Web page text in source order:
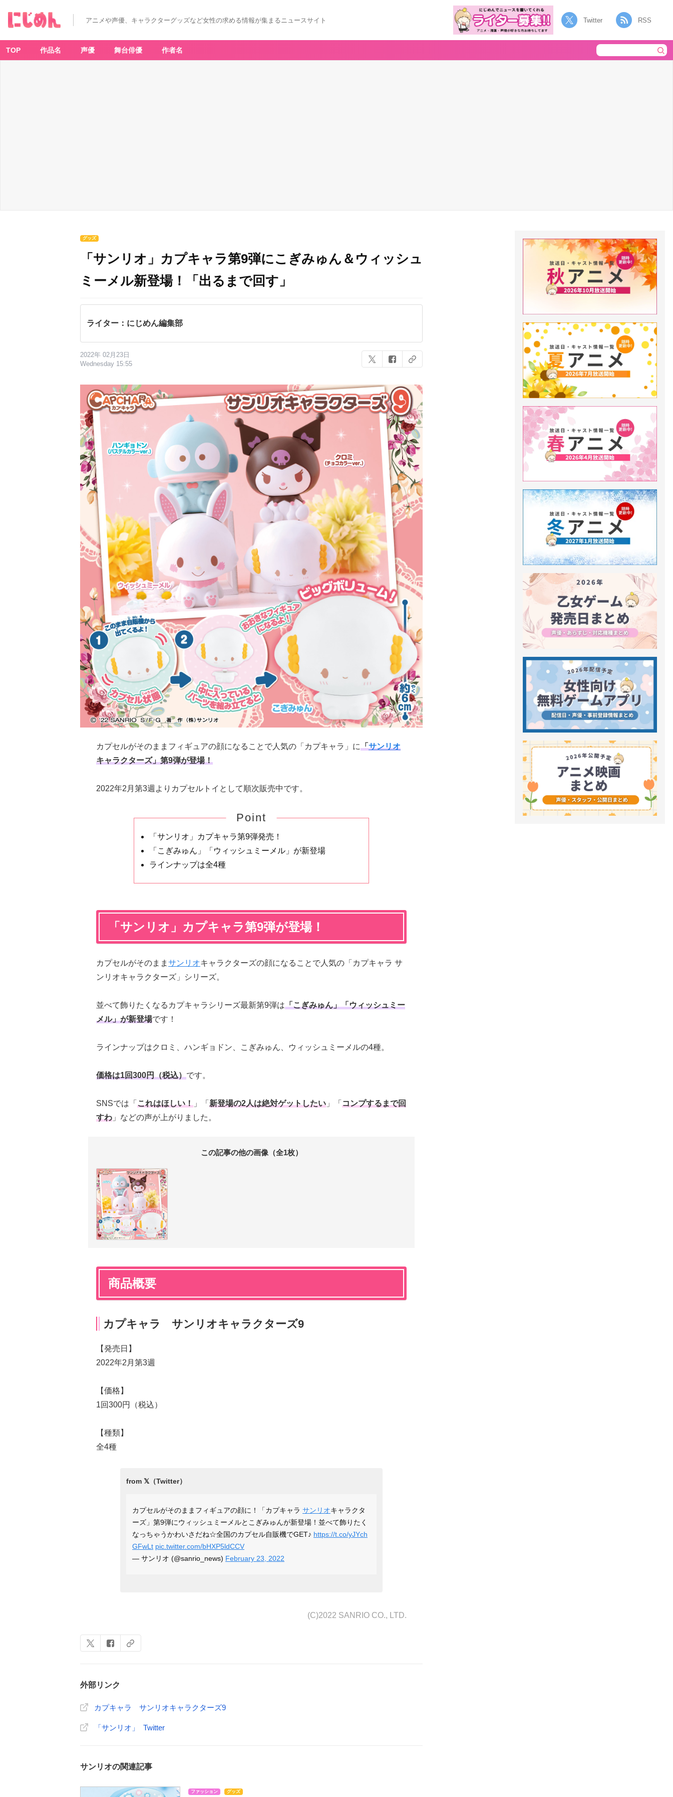
アニメや声優、キャラクターグッズなど女性の求める情報が集まるニュースサイト Twitter RSS
TOP 作品名 声優 舞台俳優 作者名
グッズ
「サンリオ」カプキャラ第9弾にこぎみゅん＆ウィッシュ
ミーメル新登場！「出るまで回す」
ライター：にじめん編集部
2022年 02月23日
Wednesday 15:55
カプセルがそのままフィギュアの顔になることで人気の「カプキャラ」に「サンリオ
キャラクターズ」第9弾が登場！
2022年2月第3週よりカプセルトイとして順次販売中です。
Point
「サンリオ」カプキャラ第9弾発売！
「こぎみゅん」「ウィッシュミーメル」が新登場
ラインナップは全4種
「サンリオ」カプキャラ第9弾が登場！
カプセルがそのまま サンリオキャラクターズの顔になることで人気の「カプキャラ サ
ンリオキャラクターズ」シリーズ。
並べて飾りたくなるカプキャラシリーズ最新第9弾は「こぎみゅん」「ウィッシュミー
メル」が新登場です！
ラインナップはクロミ、ハンギョドン、こぎみゅん、ウィッシュミーメルの4種。
価格は1回300円（税込）です。
SNSでは「 これはほしい！ 」「 新登場の2人は絶対ゲットしたい 」「 コンプするまで回
すわ 」などの声が上がりました。
この記事の他の画像（全1枚）
商品概要
カプキャラ サンリオキャラクターズ9
【発売日】
2022年2月第3週
【価格】
1回300円（税込）
【種類】
全4種
カプセルがそのままフィギュアの顔に！「カプキャラ サンリオキャラクタ
ーズ」第9弾にウィッシュミーメルとこぎみゅんが新登場！並べて飾りたく
なっちゃうかわいさだね☆全国のカプセル自販機でGET♪ https://t.co/yJYch
GFwLt pic.twitter.com/bHXP5ldCCV
— サンリオ (@sanrio_news) February 23, 2022
(C)2022 SANRIO CO., LTD.
外部リンク
カプキャラ サンリオキャラクターズ9
「サンリオ」 Twitter
サンリオの関連記事
ファッション グッズ